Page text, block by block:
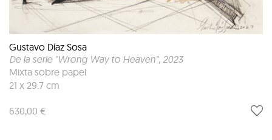
Gustavo Díaz Sosa
De la serie "Wrong Way to Heaven", 2023
Mixta sobre papel
21 x 29.7 cm
630,00 €